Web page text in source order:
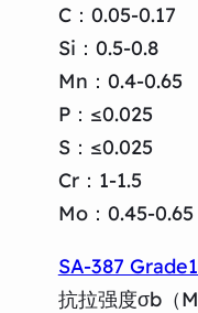
C：0.05-0.17
Si：0.5-0.8
Mn：0.4-0.65
P：≤0.025
S：≤0.025
Cr：1-1.5
Mo：0.45-0.65
SA-387
抗拉强度σb（